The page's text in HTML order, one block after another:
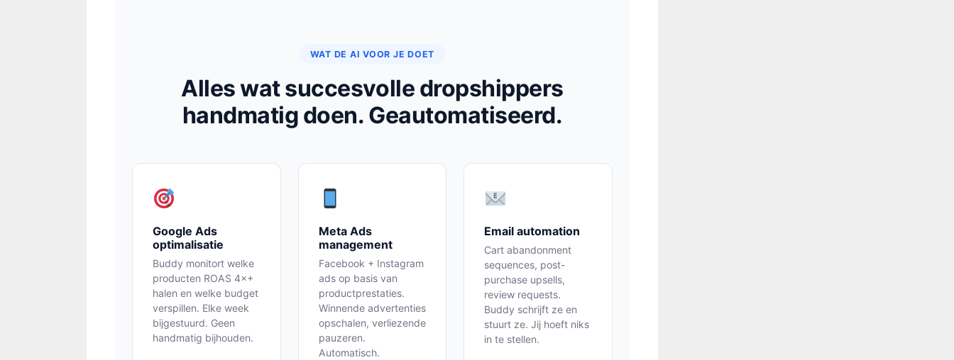
WAT DE AI VOOR JE DOET
Alles wat succesvolle dropshippers
handmatig doen. Geautomatiseerd.
Google Ads
optimalisatie
Buddy monitort welke
producten ROAS 4×+
halen en welke budget
verspillen. Elke week
bijgestuurd. Geen
handmatig bijhouden.
Meta Ads
management
Facebook + Instagram
ads op basis van
productprestaties.
Winnende advertenties
opschalen, verliezende
pauzeren.
Automatisch.
Email automation
Cart abandonment
sequences, post-
purchase upsells,
review requests.
Buddy schrijft ze en
stuurt ze. Jij hoeft niks
in te stellen.